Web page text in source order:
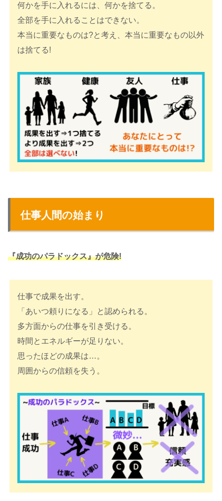
何かを手に入れるには、何かを捨てる。
全部を手に入れることはできない。
本当に重要なものは?と考え、本当に重要なもの以外
は捨てる!
仕事人間の始まり
『成功のパラドックス』が危険!
仕事で成果を出す。
「あいつ頼りになる」と認められる。
多方面からの仕事を引き受ける。
時間とエネルギーが足りない。
思ったほどの成果は…。
周囲からの信頼を失う。